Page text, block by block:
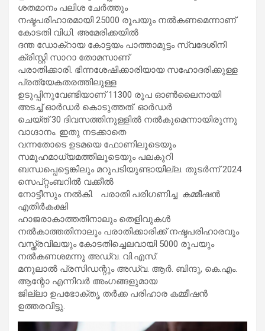
ശതമാനം പലിശ ചേർത്തും
നഷ്ടപരിഹാരമായി 25000 രൂപയും നൽകണമെന്നാണ്
കോടതി വിധി. അമേരിക്കയിൽ
ദന്ത ഡോക്റായ കോട്ടയം പാത്താമുട്ടം സ്വദേശിനി
ക്രിസ്റ്റി സാറാ തോമസാണ്
പരാതിക്കാരി. ഭിന്നശേഷിക്കാരിയായ സഹോദരിക്കുള്ള
പ്രത്യേകതരത്തിലുള്ള
ഉടുപ്പിനുവേണ്ടിയാണ് 11300 രൂപ ഓൺലൈനായി
അടച്ച് ഓർഡർ കൊടുത്തത്. ഓർഡർ
ചെയ്ത് 30 ദിവസത്തിനുള്ളിൽ നൽകുമെന്നായിരുന്നു
വാഗ്ദാനം. ഇതു നടക്കാതെ
വന്നതോടെ ഉടമയെ ഫോണിലൂടെയും
സമൂഹമാധ്യമത്തിലൂടെയും പലകുറി
ബന്ധപ്പെട്ടെങ്കിലും മറുപടിയുണ്ടായില്ല. തുടർന്ന് 2024
സെപ്റ്റംബറിൽ വക്കീൽ
നോട്ടീസും നൽകി. പരാതി പരിഗണിച്ച കമ്മീഷൻ
എതിർകക്ഷി
ഹാജരാകാത്തതിനാലും തെളിവുകൾ
നൽകാത്തതിനാലും പരാതിക്കാരിക്ക് നഷ്ടപരിഹാരവും
വസ്ത്രവിലയും കോടതിച്ചെലവായി 5000 രൂപയും
നൽകണശമന്നു അഡ്വ. വി.എസ്.
മനുലാൽ പ്രസിഡന്റും അഡ്വ. ആർ. ബിന്ദു, കെ.എം.
ആന്റോ എന്നിവർ അംഗങ്ങളുമായ
ജില്ലാ ഉപഭോക്തൃ തർക്ക പരിഹാര കമ്മീഷൻ
ഉത്തരവിട്ടു.